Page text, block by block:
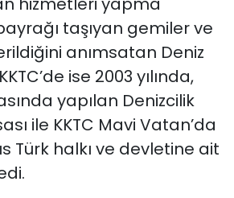
taşıyan gemiler ve
anımsatan Deniz
ise 2003 yılında,
yapılan Denizcilik
ile KKTC Mavi Vatan’da
Türk halkı ve devletine ait